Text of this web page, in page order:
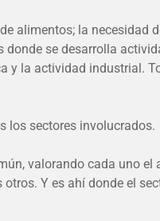
alimentos; la necesidad
se desarrolla
y la actividad industrial.
los sectores involucrados.
valorando cada uno el
Y es ahí donde el